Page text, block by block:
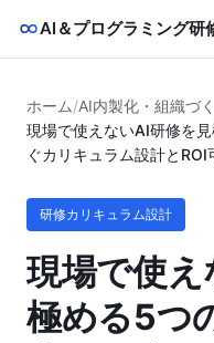
AI＆プログラミング研
ホーム/AI内製化・組織づ
現場で使えないAI研修を
ぐカリキュラム設計と
研修カリキュラム設計
現場で使
極める5つ